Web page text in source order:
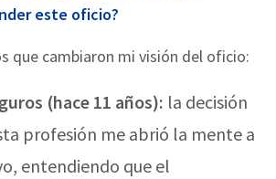
este oficio?
que cambiaron mi visión del oficio:
(hace 11 años): la decisión
profesión me abrió la mente a
entendiendo que el